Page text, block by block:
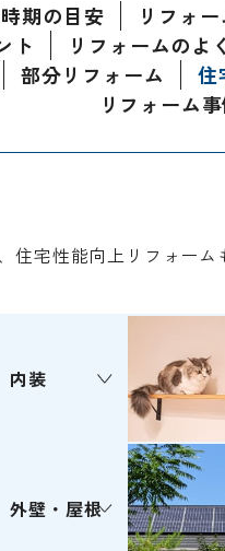
期の目安 リフォ
ト
リフォームのよ
部分リフォーム 住
リフォーム
住宅性能向上リフォーム
内装
外壁・屋根